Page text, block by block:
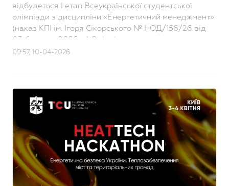
відбудеться І етап Всеукраїнської студентської
олімпіади з дисципліни «Енергетичний менеджмент»
(наказ КПІ ім. Ігоря Сікорського № НОД/156/26 від
03 березня 2026 р.) Олімпіада проводит..
09:57, 10-04-2026